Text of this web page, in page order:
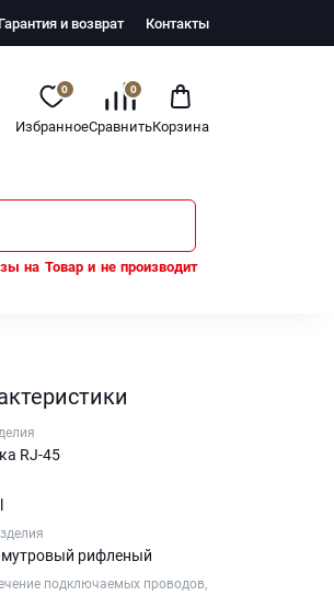
Гарантия и возврат Контакты
0
Избранное
0
СравнитьКорзина
на Товар и не производит
RJ-45
рифленый
подключаемых проводов,